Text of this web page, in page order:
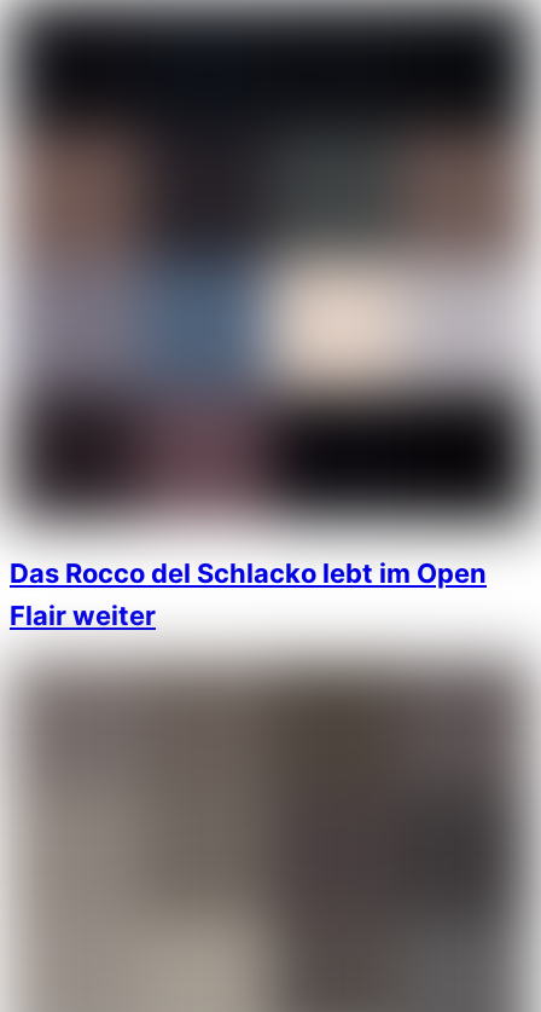
Das Rocco del Schlacko lebt im Open
Flair weiter